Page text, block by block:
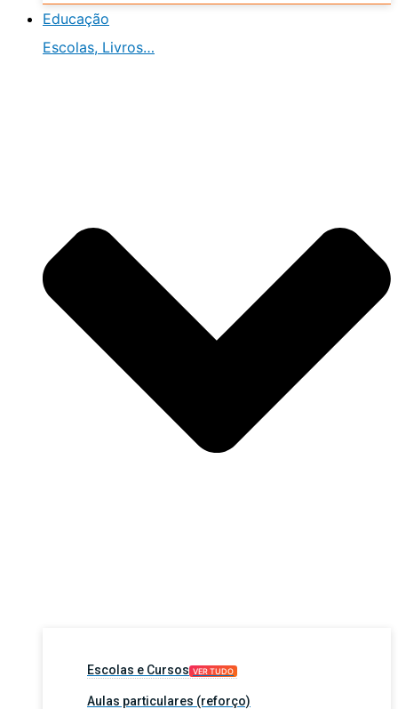
Educação
Escolas, Livros…
Escolas e Cursos VER TUDO
Aulas particulares (reforço)